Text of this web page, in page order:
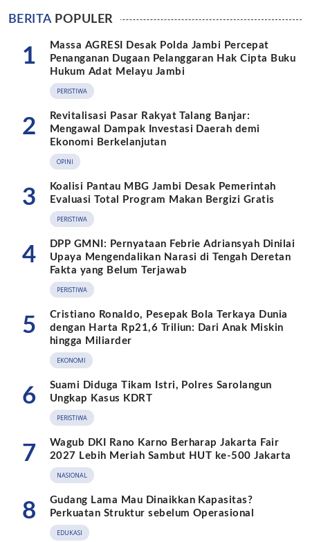
BERITAPOPULER
1
Massa AGRESI Desak Polda Jambi Percepat
Penanganan Dugaan Pelanggaran Hak Cipta Buku
Hukum Adat Melayu Jambi
PERISTIWA
2
Revitalisasi Pasar Rakyat Talang Banjar:
Mengawal Dampak Investasi Daerah demi
Ekonomi Berkelanjutan
OPINI
3
Koalisi Pantau MBG Jambi Desak Pemerintah
Evaluasi Total Program Makan Bergizi Gratis
PERISTIWA
4
DPP GMNI: Pernyataan Febrie Adriansyah Dinilai
Upaya Mengendalikan Narasi di Tengah Deretan
Fakta yang Belum Terjawab
PERISTIWA
5
Cristiano Ronaldo, Pesepak Bola Terkaya Dunia
dengan Harta Rp21,6 Triliun: Dari Anak Miskin
hingga Miliarder
EKONOMI
6
Suami Diduga Tikam Istri, Polres Sarolangun
Ungkap Kasus KDRT
PERISTIWA
7
Wagub DKI Rano Karno Berharap Jakarta Fair
2027 Lebih Meriah Sambut HUT ke-500 Jakarta
NASIONAL
8
Gudang Lama Mau Dinaikkan Kapasitas?
Perkuatan Struktur sebelum Operasional
EDUKASI